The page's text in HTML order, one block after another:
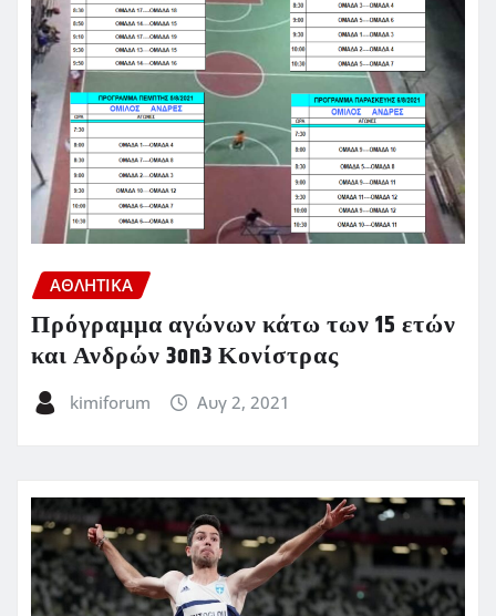
ΑΘΛΗΤΙΚΑ
Πρόγραμμα αγώνων κάτω των 15 ετών
και Ανδρών 3on3 Κονίστρας
kimiforum Αυγ 2, 2021